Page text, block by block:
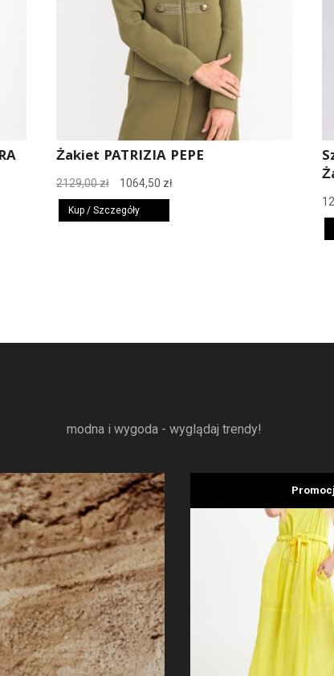
Żakiet PATRIZIA PEPE
2129,00zł
Pierwotna
cena
wynosiła:
1064,50 złAktualna
Kup / Szczegóły
modna i wygoda - wyglądaj trendy!